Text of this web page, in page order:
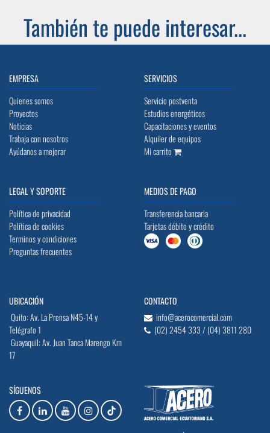
También te puede interesar...
EMPRESA
Quienes somos
Proyectos
Noticias
Trabaja con nosotros
Ayúdanos a mejorar
SERVICIOS
Servicio postventa
Estudios energéticos
Capacitaciones y eventos
Alquiler de equipos
Mi carrito
LEGAL Y SOPORTE
Política de privacidad
Política de cookies
Terminos y condiciones
Preguntas frecuentes
MEDIOS DE PAGO
Transferencia bancaria
Tarjetas débito y crédito
UBICACIÓN
Quito: Av. La Prensa N45-14 y
Telégrafo 1
Guayaquil: Av. Juan Tanca Marengo Km
17
CONTACTO
info@acerocomercial.com
(02) 2454 333 / (04) 3811 280
SÍGUENOS